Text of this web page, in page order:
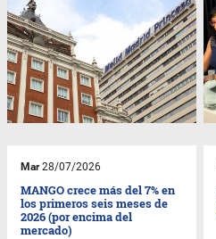
Mar28/07/2026
MANGO crece más del 7% en
los primeros seis meses de
2026 (por encima del
mercado)